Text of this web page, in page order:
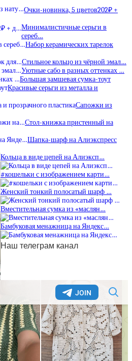
Очки-новинка, 5 цветов202₽ +
Минималистичные серьги в
сереб…
Набор керамических тарелок
Стильное кольцо из чёрной эмал…
Уютные сабо в разных оттенках …
Большая замшевая сумка-тоут
Красивые серьги из металла и
Сапожки из
Стол-книжка пристенный на
Шапка-шарф на Алиэкспресс
Кольца в виде цепей на Алиэксп…
#кошельки с изображением карти…
Женский тонкий полосатый шарф …
Вместительная сумка из «маслян…
Бамбуковая менажница на Яндекс…
Наш телеграм канал